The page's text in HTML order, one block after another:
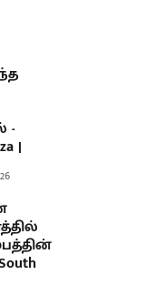
-
|